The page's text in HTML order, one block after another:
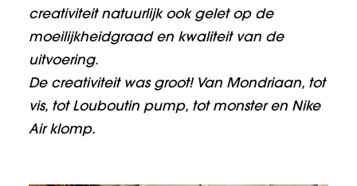
creativiteit natuurlijk ook gelet op de
moeilijkheidgraad en kwaliteit van de
uitvoering.
De creativiteit was groot! Van Mondriaan, tot
vis, tot Louboutin pump, tot monster en Nike
Air klomp.